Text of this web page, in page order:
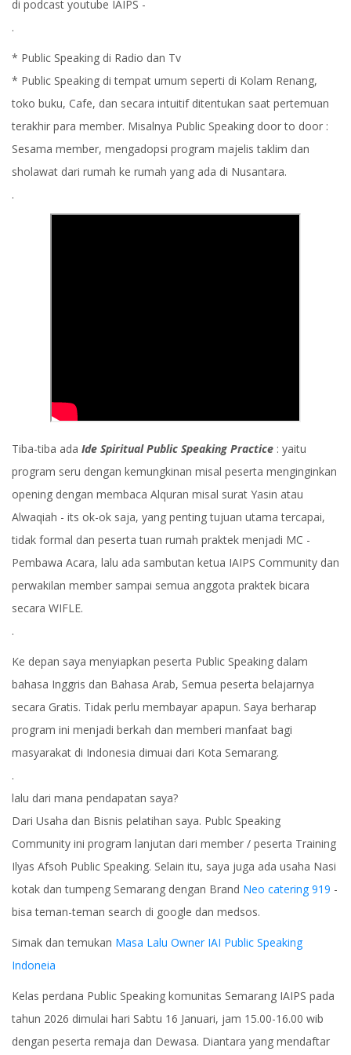
di podcast youtube IAIPS -
.
* Public Speaking di Radio dan Tv
* Public Speaking di tempat umum seperti di Kolam Renang,
toko buku, Cafe, dan secara intuitif ditentukan saat pertemuan
terakhir para member. Misalnya Public Speaking door to door :
Sesama member, mengadopsi program majelis taklim dan
sholawat dari rumah ke rumah yang ada di Nusantara.
.
Tiba-tiba ada Ide Spiritual Public Speaking Practice : yaitu
program seru dengan kemungkinan misal peserta menginginkan
opening dengan membaca Alquran misal surat Yasin atau
Alwaqiah - its ok-ok saja, yang penting tujuan utama tercapai,
tidak formal dan peserta tuan rumah praktek menjadi MC -
Pembawa Acara, lalu ada sambutan ketua IAIPS Community dan
perwakilan member sampai semua anggota praktek bicara
secara WIFLE.
.
Ke depan saya menyiapkan peserta Public Speaking dalam
bahasa Inggris dan Bahasa Arab, Semua peserta belajarnya
secara Gratis. Tidak perlu membayar apapun. Saya berharap
program ini menjadi berkah dan memberi manfaat bagi
masyarakat di Indonesia dimuai dari Kota Semarang.
.
lalu dari mana pendapatan saya?
Dari Usaha dan Bisnis pelatihan saya. Publc Speaking
Community ini program lanjutan dari member / peserta Training
Ilyas Afsoh Public Speaking. Selain itu, saya juga ada usaha Nasi
kotak dan tumpeng Semarang dengan Brand Neo catering 919 -
bisa teman-teman search di google dan medsos.
Simak dan temukan Masa Lalu Owner IAI Public Speaking
Indoneia
Kelas perdana Public Speaking komunitas Semarang IAIPS pada
tahun 2026 dimulai hari Sabtu 16 Januari, jam 15.00-16.00 wib
dengan peserta remaja dan Dewasa. Diantara yang mendaftar